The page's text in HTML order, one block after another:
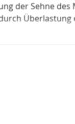
der Sehne des
Überlastung